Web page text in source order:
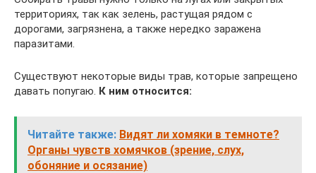
территориях, так как зелень, растущая рядом с
дорогами, загрязнена, а также нередко заражена
паразитами.
Существуют некоторые виды трав, которые запрещено
давать попугаю. К ним относится:
Читайте также: Видят ли хомяки в темноте?
Органы чувств хомячков (зрение, слух,
обоняние и осязание)